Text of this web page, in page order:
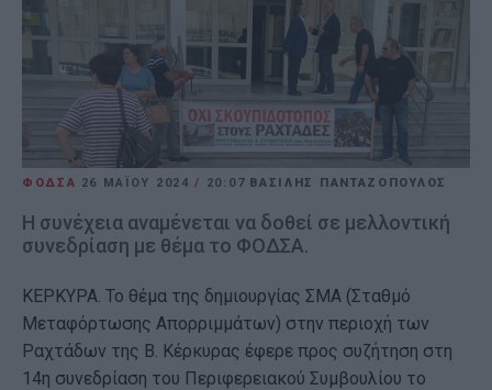
ΦΟΔΣΑ 26 ΜΑΪ́ΟΥ 2024/ 20:07 ΒΑΣΙΛΗΣ ΠΑΝΤΑΖΟΠΟΥΛΟΣ
Η συνέχεια αναμένεται να δοθεί σε μελλοντική
συνεδρίαση με θέμα το ΦΟΔΣΑ.
ΚΕΡΚΥΡΑ. Το θέμα της δημιουργίας ΣΜΑ (Σταθμό
Μεταφόρτωσης Απορριμμάτων) στην περιοχή των
Ραχτάδων της Β. Κέρκυρας έφερε προς συζήτηση στη
14η συνεδρίαση του Περιφερειακού Συμβουλίου το